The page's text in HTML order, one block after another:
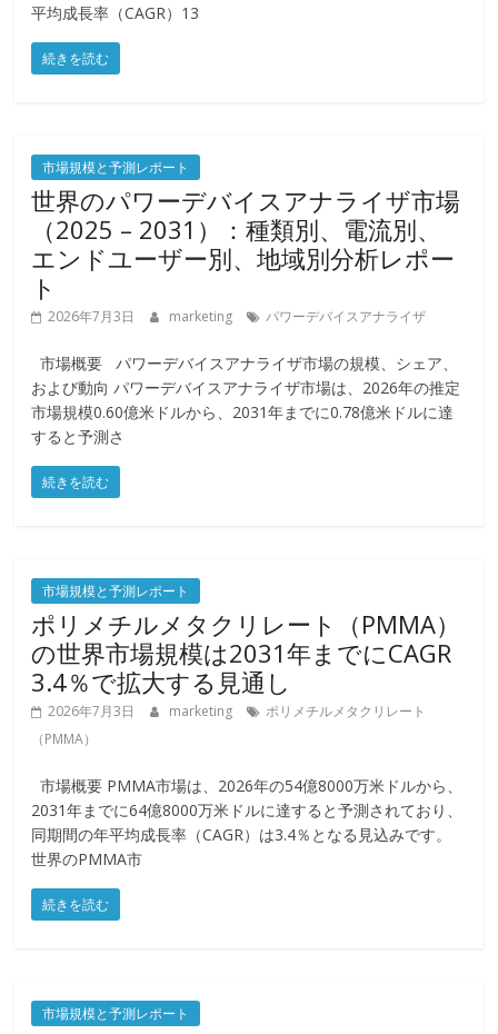
平均成長率（CAGR）13
続きを読む
市場規模と予測レポート
世界のパワーデバイスアナライザ市場
（2025 – 2031）：種類別、電流別、
エンドユーザー別、地域別分析レポー
ト
2026年7月3日 marketing パワーデバイスアナライザ
市場概要 パワーデバイスアナライザ市場の規模、シェア、
および動向 パワーデバイスアナライザ市場は、2026年の推定
市場規模0.60億米ドルから、2031年までに0.78億米ドルに達
すると予測さ
続きを読む
市場規模と予測レポート
ポリメチルメタクリレート（PMMA）
の世界市場規模は2031年までにCAGR
3.4％で拡大する見通し
2026年7月3日 marketing
ポリメチルメタクリレート
（PMMA）
市場概要 PMMA市場は、2026年の54億8000万米ドルから、
2031年までに64億8000万米ドルに達すると予測されており、
同期間の年平均成長率（CAGR）は3.4％となる見込みです。
世界のPMMA市
続きを読む
市場規模と予測レポート